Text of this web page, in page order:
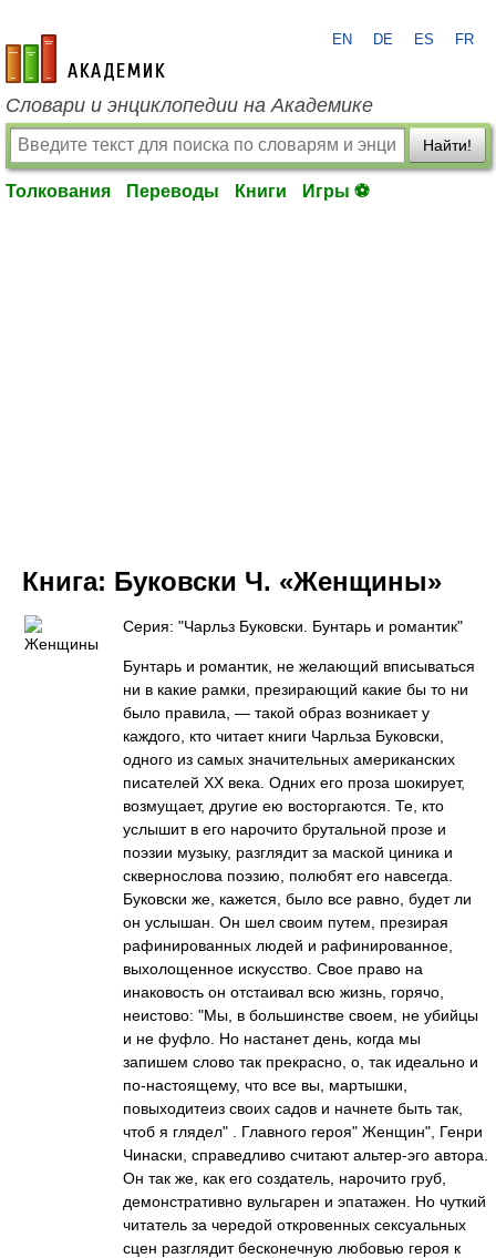
academic.ru
EN DE ES FR
Словари и энциклопедии на Академике
Найти!
Толкования Переводы Книги Игры ⚽
Книга: Буковски Ч. «Женщины»
Серия: "Чарльз Буковски. Бунтарь и романтик"
Бунтарь и романтик, не желающий вписываться
ни в какие рамки, презирающий какие бы то ни
было правила, — такой образ возникает у
каждого, кто читает книги Чарльза Буковски,
одного из самых значительных американских
писателей ХХ века. Одних его проза шокирует,
возмущает, другие ею восторгаются. Те, кто
услышит в его нарочито брутальной прозе и
поэзии музыку, разглядит за маской циника и
сквернослова поэзию, полюбят его навсегда.
Буковски же, кажется, было все равно, будет ли
он услышан. Он шел своим путем, презирая
рафинированных людей и рафинированное,
выхолощенное искусство. Свое право на
инаковость он отстаивал всю жизнь, горячо,
неистово: "Мы, в большинстве своем, не убийцы
и не фуфло. Но настанет день, когда мы
запишем слово так прекрасно, о, так идеально и
по-настоящему, что все вы, мартышки,
повыходитеиз своих садов и начнете быть так,
чтоб я глядел" . Главного героя" Женщин", Генри
Чинаски, справедливо считают альтер-эго автора.
Он так же, как его создатель, нарочито груб,
демонстративно вульгарен и эпатажен. Но чуткий
читатель за чередой откровенных сексуальных
сцен разглядит бесконечную любовью героя к